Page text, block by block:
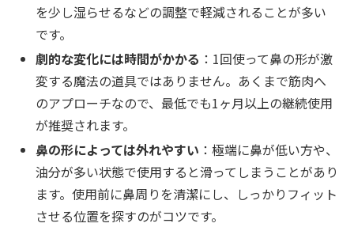
を少し湿らせるなどの調整で軽減されることが多い
です。
劇的な変化には時間がかかる ：1回使って鼻の形が激
変する魔法の道具ではありません。あくまで筋肉へ
のアプローチなので、最低でも1ヶ月以上の継続使用
が推奨されます。
鼻の形によっては外れやすい ：極端に鼻が低い方や、
油分が多い状態で使用すると滑ってしまうことがあり
ます。使用前に鼻周りを清潔にし、しっかりフィット
させる位置を探すのがコツです。